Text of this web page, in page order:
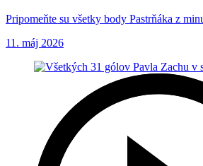
Pripomeňte su všetky body Pastrňáka z
11. máj 2026